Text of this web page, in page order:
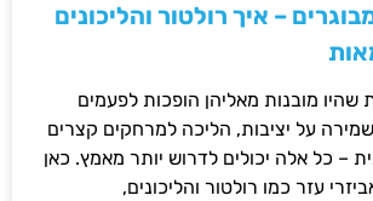
– איך רולטור והליכונים
שהיו מובנות מאליהן הופכות לפעמים
על יציבות, הליכה למרחקים קצרים
– כל אלה יכולים לדרוש יותר מאמץ. כאן
עזר כמו רולטור והליכונים,